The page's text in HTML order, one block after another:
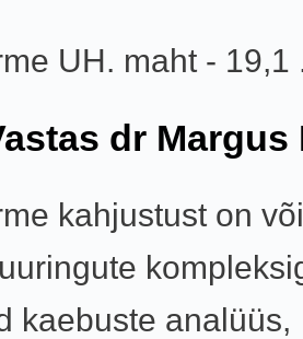
UH. maht - 19,1
dr Margus
kahjustust on
kaebuste analüüs,